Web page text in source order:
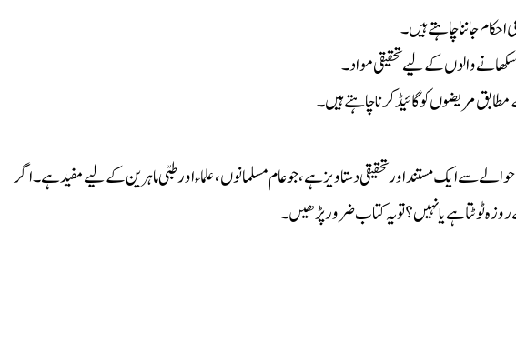
جاننا چاہتے ہیں۔
والوں کے لیے تحقیقی مواد۔
مطابق مریضوں کو گائیڈ کرنا چاہتے ہیں۔
ایک مستند اور تحقیقی دستاویز ہے، جو عام مسلمانوں، علماء اور طبی ماہرین کے لیے مفید ہے۔ اگر
ٹوٹتا ہے یا نہیں؟ تو یہ کتاب ضرور پڑھیں۔